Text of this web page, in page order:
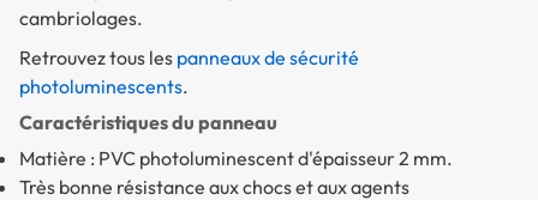
cambriolages.
Retrouvez tous les panneaux de sécurité
photoluminescents.
Caractéristiques du panneau
Matière : PVC photoluminescent d'épaisseur 2 mm.
Très bonne résistance aux chocs et aux agents